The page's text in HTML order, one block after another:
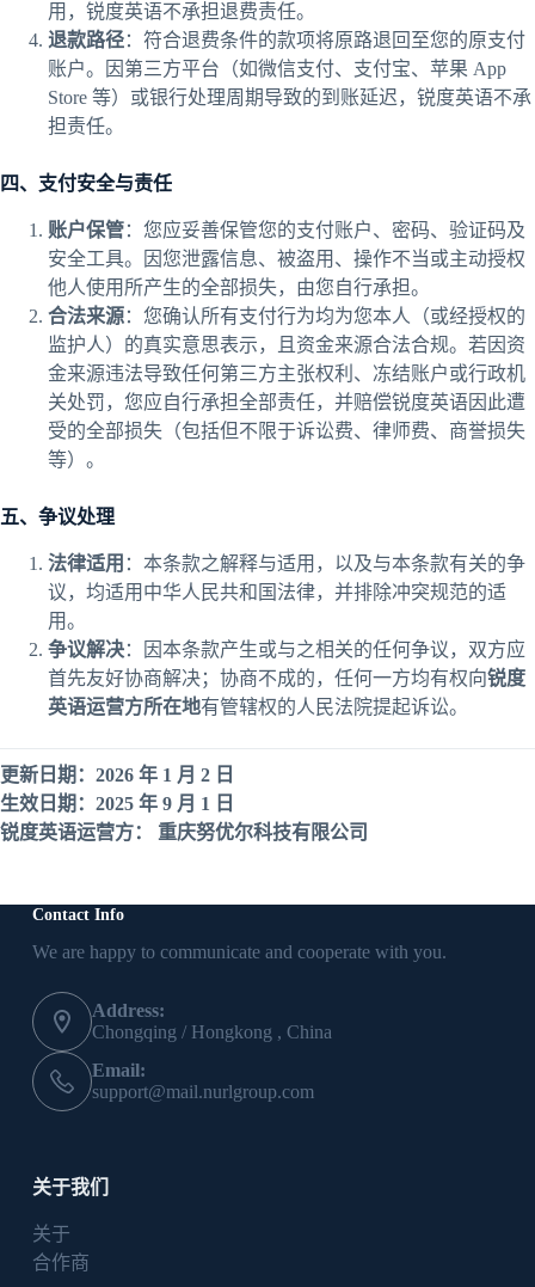
用，锐度英语不承担退费责任。
退款路径：符合退费条件的款项将原路退回至您的原支付
账户。因第三方平台（如微信支付、支付宝、苹果 App
Store 等）或银行处理周期导致的到账延迟，锐度英语不承
担责任。
四、支付安全与责任
账户保管：您应妥善保管您的支付账户、密码、验证码及
安全工具。因您泄露信息、被盗用、操作不当或主动授权
他人使用所产生的全部损失，由您自行承担。
合法来源：您确认所有支付行为均为您本人（或经授权的
监护人）的真实意思表示，且资金来源合法合规。若因资
金来源违法导致任何第三方主张权利、冻结账户或行政机
关处罚，您应自行承担全部责任，并赔偿锐度英语因此遭
受的全部损失（包括但不限于诉讼费、律师费、商誉损失
等）。
五、争议处理
法律适用 ：本条款之解释与适用，以及与本条款有关的争
议，均适用中华人民共和国法律，并排除冲突规范的适
用。
争议解决：因本条款产生或与之相关的任何争议，双方应
首先友好协商解决；协商不成的，任何一方均有权向锐度
英语运营方所在地有管辖权的人民法院提起诉讼。
更新日期：2026 年 1 月 2 日
生效日期：2025 年 9 月 1 日
锐度英语运营方： 重庆努优尔科技有限公司
Contact Info
We are happy to communicate and cooperate with you.
Address:
Chongqing / Hongkong , China
Email:
support@mail.nurlgroup.com
关于我们
关于
合作商